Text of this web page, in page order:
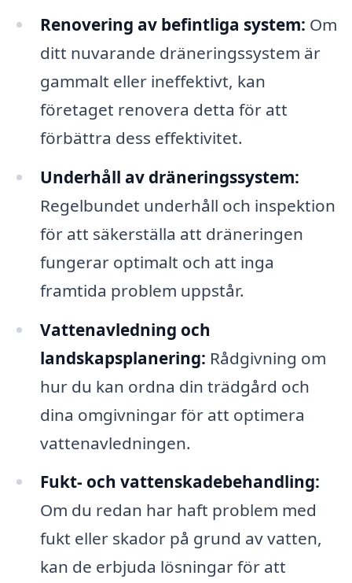
Renovering av befintliga system: Om
ditt nuvarande dräneringssystem är
gammalt eller ineffektivt, kan
företaget renovera detta för att
förbättra dess effektivitet.
Underhåll av dräneringssystem:
Regelbundet underhåll och inspektion
för att säkerställa att dräneringen
fungerar optimalt och att inga
framtida problem uppstår.
Vattenavledning och
landskapsplanering: Rådgivning om
hur du kan ordna din trädgård och
dina omgivningar för att optimera
vattenavledningen.
Fukt- och vattenskadebehandling:
Om du redan har haft problem med
fukt eller skador på grund av vatten,
kan de erbjuda lösningar för att